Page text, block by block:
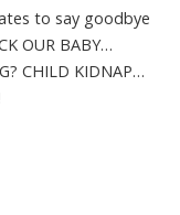
to say goodbye
OUR BABY…
CHILD KIDNAP…